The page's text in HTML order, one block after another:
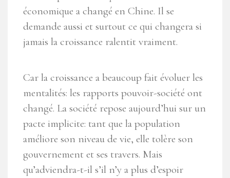
économique a changé en Chine. Il se
demande aussi et surtout ce qui changera si
jamais la croissance ralentit vraiment.
Car la croissance a beaucoup fait évoluer les
mentalités: les rapports pouvoir-société ont
changé. La société repose aujourd’hui sur un
pacte implicite: tant que la population
améliore son niveau de vie, elle tolère son
gouvernement et ses travers. Mais
qu’adviendra-t-il s’il n’y a plus d’espoir